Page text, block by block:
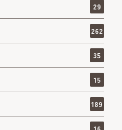
29
262
35
15
189